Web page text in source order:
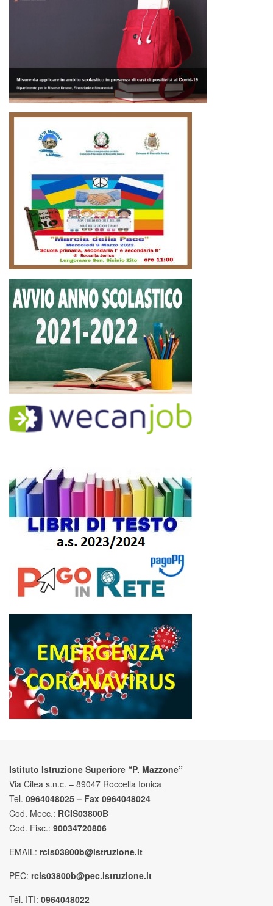
Istituto Istruzione Superiore “P. Mazzone”
Via Cilea s.n.c. – 89047 Roccella Ionica
Tel. 0964048025 – Fax 0964048024
Cod. Mecc.: RCIS03800B
Cod. Fisc.: 90034720806
EMAIL: rcis03800b@istruzione.it
PEC: rcis03800b@pec.istruzione.it
Tel. ITI: 0964048022